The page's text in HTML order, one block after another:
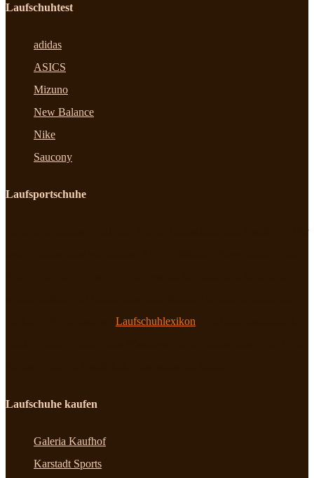
Laufschuhtest
adidas
ASICS
Mizuno
New Balance
Nike
Saucony
Laufsportschuhe
Laufschuhlexikon
Laufschuhe kaufen
Galeria Kaufhof
Karstadt Sports